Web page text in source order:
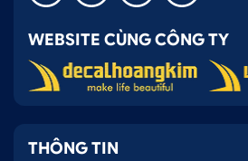
WEBSITE CÙNG CÔNG TY
THÔNG TIN